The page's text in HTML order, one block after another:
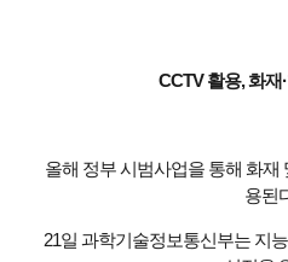
CCTV 활용, 화재
올해 정부 시범사업을 통해 화재
용된
21일 과학기술정보통신부는 지